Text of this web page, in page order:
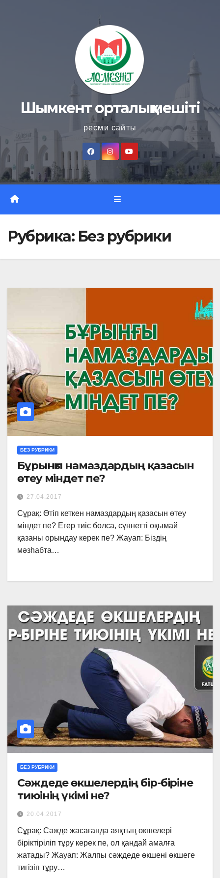
Шымкент орталық мешіті
ресми сайты
Рубрика: Без рубрики
БЕЗ РУБРИКИ
Бұрынғы намаздардың қазасын
өтеу міндет пе?
27.04.2017
Сұрақ: Өтіп кеткен намаздардың қазасын өтеу
міндет пе? Егер тиіс болса, сүннетті оқымай
қазаны орындау керек пе? Жауап: Біздің
мәзһабта…
БЕЗ РУБРИКИ
Сәждеде өкшелердің бір-біріне
тиюінің үкімі не?
20.04.2017
Сұрақ: Сәжде жасағанда аяқтың өкшелері
біріктіріліп тұру керек пе, ол қандай амалға
жатады? Жауап: Жалпы сәждеде өкшені өкшеге
тигізіп тұру…